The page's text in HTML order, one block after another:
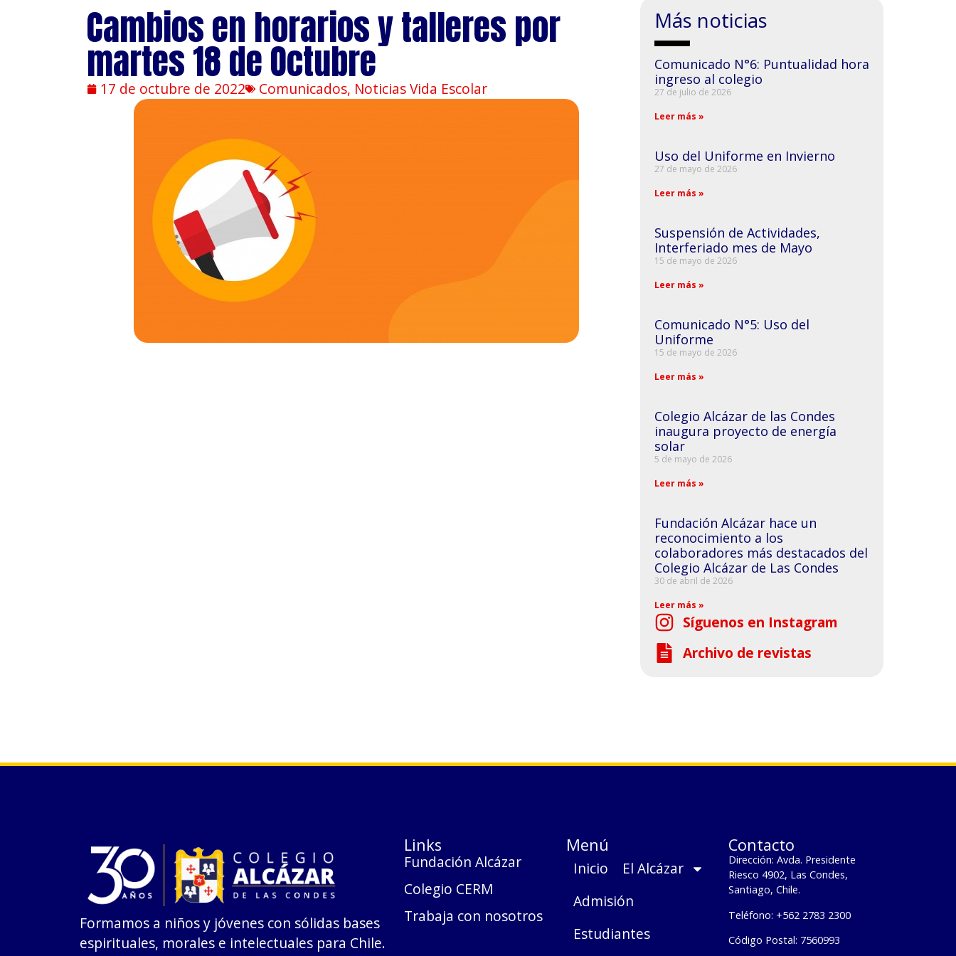
Cambios en horarios y talleres por
martes 18 de Octubre
17 de octubre de 2022 Comunicados, Noticias Vida Escolar
Más noticias
Comunicado N°6: Puntualidad hora
ingreso al colegio
27 de julio de 2026
Leer más »
Uso del Uniforme en Invierno
27 de mayo de 2026
Leer más »
Suspensión de Actividades,
Interferiado mes de Mayo
15 de mayo de 2026
Leer más »
Comunicado N°5: Uso del
Uniforme
15 de mayo de 2026
Leer más »
Colegio Alcázar de las Condes
inaugura proyecto de energía
solar
5 de mayo de 2026
Leer más »
Fundación Alcázar hace un
reconocimiento a los
colaboradores más destacados del
Colegio Alcázar de Las Condes
30 de abril de 2026
Leer más »
Síguenos en Instagram
Archivo de revistas
Formamos a niños y jóvenes con sólidas bases
espirituales, morales e intelectuales para Chile.
Links
Fundación Alcázar
Colegio CERM
Trabaja con nosotros
Menú
Inicio
El Alcázar
Admisión
Estudiantes
Contacto
Dirección: Avda. Presidente
Riesco 4902, Las Condes,
Santiago, Chile.
Teléfono: +562 2783 2300
Código Postal: 7560993